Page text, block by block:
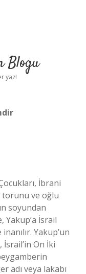
Blogu
yaz!
İbrani
torunu ve oğlu
soyundan
Yakup’a İsrail
Yakup’un
On İki
adı veya lakabı